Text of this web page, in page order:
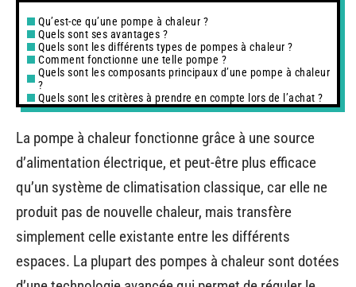
Qu’est-ce qu’une pompe à chaleur ?
Quels sont ses avantages ?
Quels sont les différents types de pompes à chaleur ?
Comment fonctionne une telle pompe ?
Quels sont les composants principaux d’une pompe à chaleur
?
Quels sont les critères à prendre en compte lors de l’achat ?
La pompe à chaleur fonctionne grâce à une source
d’alimentation électrique, et peut-être plus efficace
qu’un système de climatisation classique, car elle ne
produit pas de nouvelle chaleur, mais transfère
simplement celle existante entre les différents
espaces. La plupart des pompes à chaleur sont dotées